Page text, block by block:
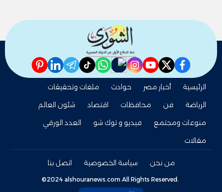
facebook
twitter
youtube
instagram
nabd
whatsapp
tiktok
telegram
linkedin
pinterest
الرئيسية أخبار مصر حوادث
ملفات وتحقيقات
الرياضة
فن محافظات اقتصاد
شئون العالم
منوعات ومجتمع
فيديو و توك شو
العدد الورقي
مقالات
من نحن سياسة الخصوصية اتصل بنا
©2024 alshouranews.com All Rights Reserved.